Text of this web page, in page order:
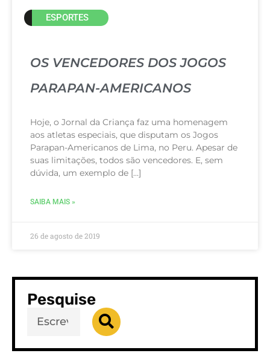
ESPORTES
OS VENCEDORES DOS JOGOS
PARAPAN-AMERICANOS
Hoje, o Jornal da Criança faz uma homenagem
aos atletas especiais, que disputam os Jogos
Parapan-Americanos de Lima, no Peru. Apesar de
suas limitações, todos são vencedores. E, sem
dúvida, um exemplo de […]
SAIBA MAIS »
26 de agosto de 2019
Pesquise